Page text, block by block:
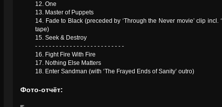
12. One
13. Master of Puppets
14. Fade to Black (preceded by ‘Through the Never movie’ clip incl.
tape)
15. Seek & Destroy
- - - - - - - - - - - - - - - - - - - - - - - - - -
16. Fight Fire With Fire
17. Nothing Else Matters
18. Enter Sandman (with ‘The Frayed Ends of Sanity’ outro)
Фото-отчёт: